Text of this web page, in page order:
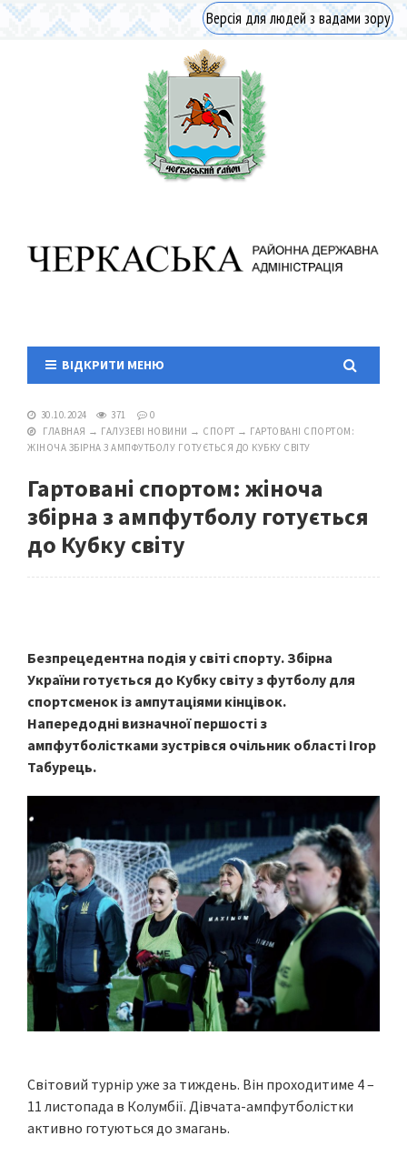
Версія для людей з вадами зору
ВІДКРИТИ МЕНЮ
30.10.2024 371
0
ГЛАВНАЯ → ГАЛУЗЕВІ НОВИНИ → СПОРТ → ГАРТОВАНІ СПОРТОМ:
ЖІНОЧА ЗБІРНА З АМПФУТБОЛУ ГОТУЄТЬСЯ ДО КУБКУ СВІТУ
Гартовані спортом: жіноча
збірна з ампфутболу готується
до Кубку світу
Безпрецедентна подія у світі спорту. Збірна
України готується до Кубку світу з футболу для
спортсменок із ампутаціями кінцівок.
Напередодні визначної першості з
ампфутболістками зустрівся очільник області Ігор
Табурець.
Світовий турнір уже за тиждень. Він проходитиме 4 –
11 листопада в Колумбії. Дівчата-ампфутболістки
активно готуються до змагань.